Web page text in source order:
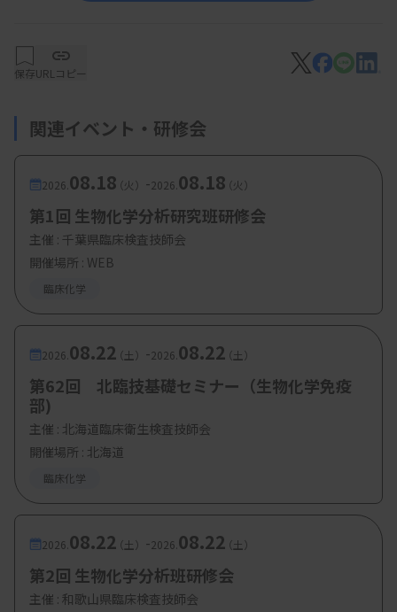
保存URLコピー
関連イベント・研修会
2026. 08.18（火） -2026. 08.18（火）
第1回 生物化学分析研究班研修会
主催 : 千葉県臨床検査技師会
開催場所 : WEB
臨床化学
2026. 08.22（土） -2026. 08.22（土）
第62回 北臨技基礎セミナー（生物化学免疫
部)
主催 : 北海道臨床衛生検査技師会
開催場所 : 北海道
臨床化学
2026. 08.22（土） -2026. 08.22（土）
第2回 生物化学分析班研修会
主催 : 和歌山県臨床検査技師会